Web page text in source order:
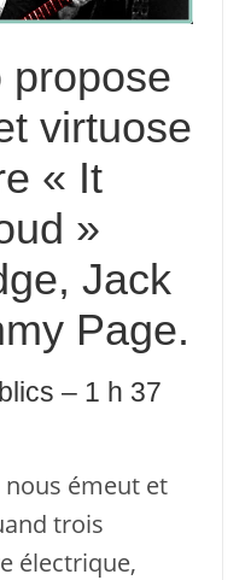
propose
virtuose
« It
»
Jack
Page.
– 1 h 37
nous émeut et
trois
électrique,